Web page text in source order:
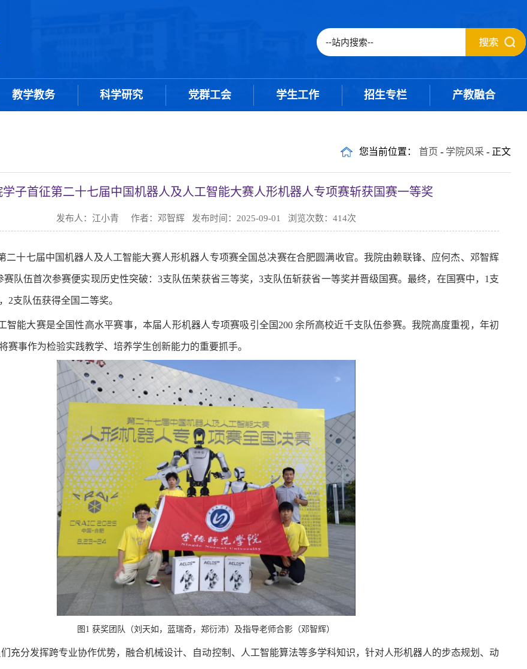
教学教务 科学研究 党群工会 学生工作 招生专栏 产教融合
您当前位置： 首页 - 学院风采 - 正文
学子首征第二十七届中国机器人及人工智能大赛人形机器人专项赛斩获国赛一等奖
发布人：江小青 作者：邓智辉 发布时间：2025-09-01 浏览次数： 414次
二十七届中国机器人及人工智能大赛人形机器人专项赛全国总决赛在合肥圆满收官。我院由赖联锋、应何杰、邓智辉
赛队伍首次参赛便实现历史性突破：3支队伍荣获省三等奖，3支队伍斩获省一等奖并晋级国赛。最终，在国赛中，1支
2支队伍获得全国二等奖。
智能大赛是全国性高水平赛事，本届人形机器人专项赛吸引全国200 余所高校近千支队伍参赛。我院高度重视，年初
赛事作为检验实践教学、培养学生创新能力的重要抓手。
图1 获奖团队（刘天如，蓝瑞奇，郑衍沛）及指导老师合影（邓智辉）
充分发挥跨专业协作优势，融合机械设计、自动控制、人工智能算法等多学科知识，针对人形机器人的步态规划、动